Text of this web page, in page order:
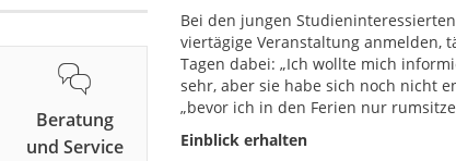
Bei den jungen
viertägige Veranstaltung anmelden,
Tagen dabei: „Ich wollte mich
sehr, aber sie habe sich noch nicht
„bevor ich in den Ferien nur
Einblick erhalten
Beratung
und Service